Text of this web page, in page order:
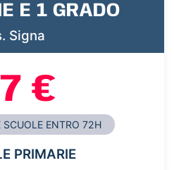
E 1 GRADO
Signa
€
ENTRO 72H
PRIMARIE